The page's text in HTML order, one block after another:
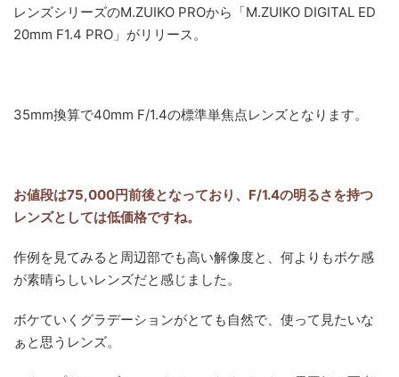
レンズシリーズのM.ZUIKO PROから「M.ZUIKO DIGITAL ED
20mm F1.4 PRO」がリリース。
35mm換算で40mm F/1.4の標準単焦点レンズとなります。
お値段は75,000円前後となっており、F/1.4の明るさを持つ
レンズとしては低価格ですね。
作例を見てみると周辺部でも高い解像度と、何よりもボケ感
が素晴らしいレンズだと感じました。
ボケていくグラデーションがとても自然で、使って見たいな
ぁと思うレンズ。